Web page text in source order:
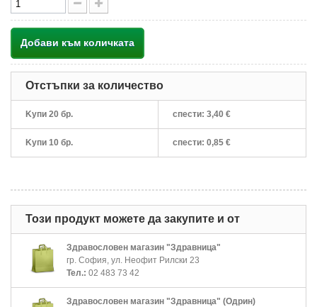
Добави към количката
Отстъпки за количество
Kупи 20 бр. спести: 3,40 €
Kупи 10 бр. спести: 0,85 €
Този продукт можете да закупите и от
Здравословен магазин "Здравница"
гр. София, ул. Неофит Рилски 23
Тел.: 02 483 73 42
Здравословен магазин "Здравница" (Одрин)